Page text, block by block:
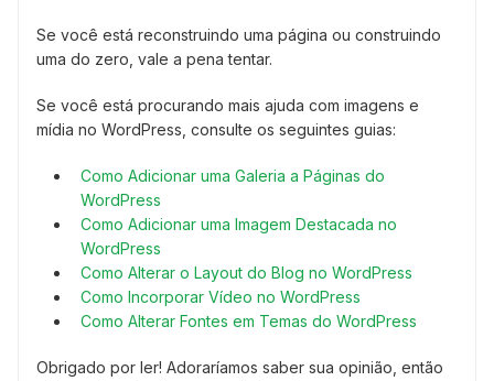
Se você está reconstruindo uma página ou construindo
uma do zero, vale a pena tentar.
Se você está procurando mais ajuda com imagens e
mídia no WordPress, consulte os seguintes guias:
Como Adicionar uma Galeria a Páginas do
WordPress
Como Adicionar uma Imagem Destacada no
WordPress
Como Alterar o Layout do Blog no WordPress
Como Incorporar Vídeo no WordPress
Como Alterar Fontes em Temas do WordPress
Obrigado por ler! Adoraríamos saber sua opinião, então